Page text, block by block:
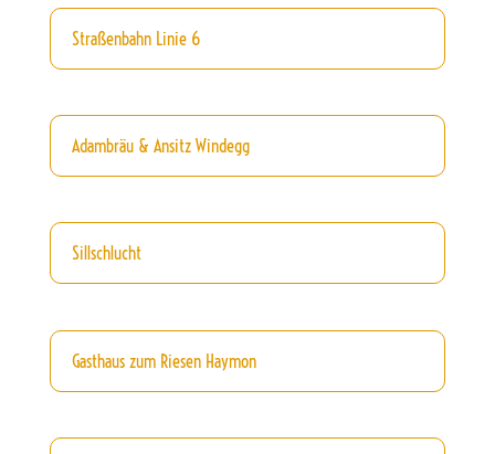
Straßenbahn Linie 6
Adambräu & Ansitz Windegg
Sillschlucht
Gasthaus zum Riesen Haymon